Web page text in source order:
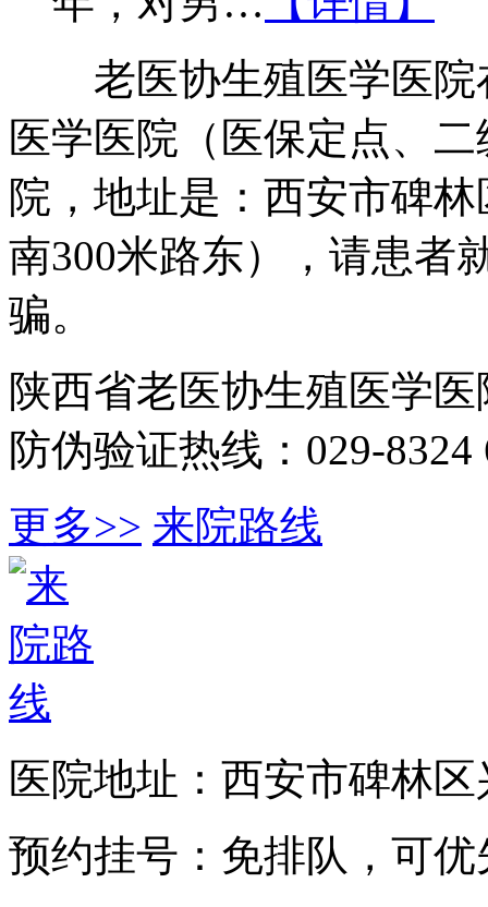
老医协生殖医学医院
医学医院（医保定点、
院，地址是：西安市碑
南300米路东），请患者
骗。
陕西省老医协生殖医学医
防伪验证热线：029-8324
更多>> 来院路线
医院地址：西安市碑林
预约挂号：免排队，可优